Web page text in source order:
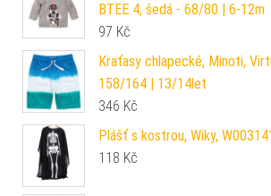
BTEE 4, šedá - 68/80 | 6-12m
97 Kč
Kraťasy chlapecké, Minoti,
158/164 | 13/14let
346 Kč
Plášť s kostrou, Wiky,
118 Kč